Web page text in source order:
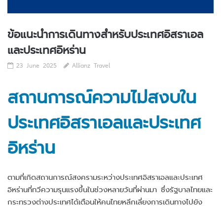
ข้อแนะนำการเดินทางสำหรับประเทศอิสราเอล
และประเทศอิหร่าน
23 June 2025 Allianz Travel
สถานการณ์ความไม่สงบใน
ประเทศอิสราเอลและประเทศ
อิหร่าน
ตามที่เกิดสถานการณ์สงครามระหว่างประเทศอิสราเอลและประเทศ
อิหร่านที่ทวีความรุนแรงขึ้นในช่วงหลายวันที่ผ่านมา ซึ่งรัฐบาลไทยและ
กระทรวงต่างประเทศได้เตือนให้คนไทยหลีกเลี่ยงการเดินทางไปยัง